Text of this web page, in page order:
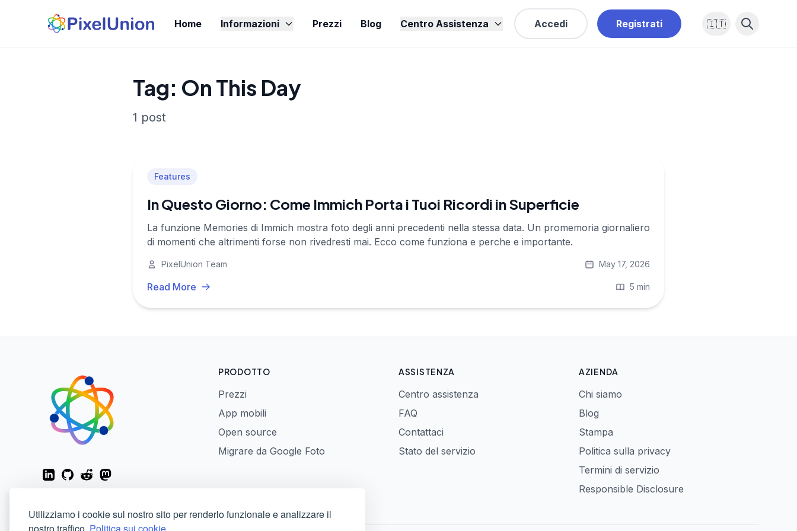
Utilizziamo i cookie sul nostro sito per renderlo funzionale e analizzare il
Home Informazioni Prezzi Blog Centro Assistenza Accedi Registrati 🇮🇹
Tag: On This Day
1 post
Features
In Questo Giorno: Come Immich Porta i Tuoi Ricordi in Superficie
La funzione Memories di Immich mostra foto degli anni precedenti nella stessa data. Un promemoria giornaliero
di momenti che altrimenti forse non rivedresti mai. Ecco come funziona e perche e importante.
PixelUnion Team May 17, 2026
Read More 5 min
LinkedInGitHubRedditMastodon
PRODOTTO
Prezzi
App mobili
Open source
Migrare da Google Foto
ASSISTENZA
Centro assistenza
FAQ
Contattaci
Stato del servizio
AZIENDA
Chi siamo
Blog
Stampa
Politica sulla privacy
Termini di servizio
Responsible Disclosure